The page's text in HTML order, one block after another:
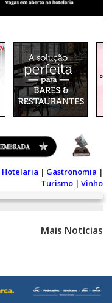
Hotelaria | Gastronomia |
Turismo | Vinho
Mais Notícias